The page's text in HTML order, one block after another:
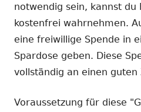
notwendig sein, kannst du
kostenfrei wahrnehmen.
eine freiwillige Spende in
Spardose geben. Diese
vollständig an einen guten
Voraussetzung für diese